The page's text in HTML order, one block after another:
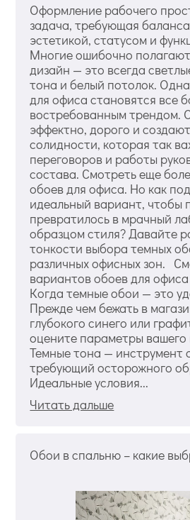
Оформление рабочего
задача, требующая
эстетикой, статусом и
Многие ошибочно
дизайн — это всегда
тона и белый потолок.
для офиса становятся все
востребованным трендом.
эффектно, дорого и
солидности, которая так
переговоров и работы
состава. Смотреть еще
обоев для офиса. Но как
идеальный вариант, чтобы
превратилось в мрачный
образцом стиля? Давайте
тонкости выбора темных
различных офисных зон.
вариантов обоев для
Когда темные обои — это
Прежде чем бежать в
глубокого синего или
оцените параметры
Темные тона — инструмент
требующий осторожного
Идеальные условия...
Читать дальше
Обои в спальню – какие